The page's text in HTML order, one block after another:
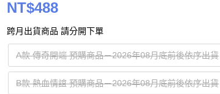
NT$488
跨月出貨商品 請分開下單
A款 傳奇開端 預購商品－2026年08月底前後依序出貨
B款 熱血情誼 預購商品－2026年08月底前後依序出貨